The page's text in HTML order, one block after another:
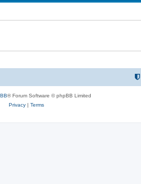
® Forum Software © phpBB Limited
Privacy| Terms